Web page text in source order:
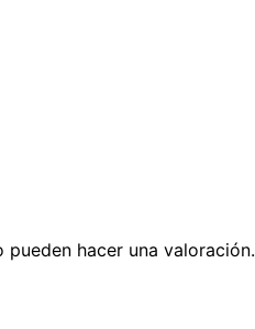
hacer una valoración.